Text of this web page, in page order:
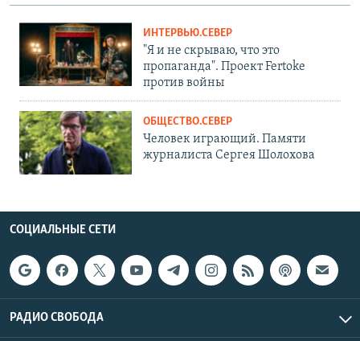
ИНТЕРВЬЮ.СЕВЕР
"Я и не скрываю, что это
пропаганда". Проект Fertoke
против войны
ОБЩЕСТВО.СЕВЕР
Человек играющий. Памяти
журналиста Сергея Шолохова
СОЦИАЛЬНЫЕ СЕТИ
РАДИО СВОБОДА